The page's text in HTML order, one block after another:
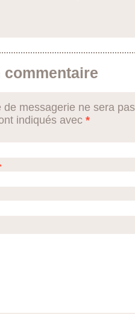
de messagerie ne sera
indiqués avec *